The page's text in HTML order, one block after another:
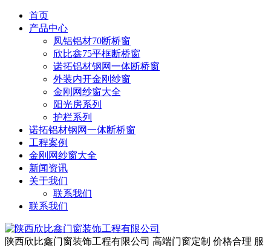
首页
产品中心
凤铝铝材70断桥窗
欣比鑫75平框断桥窗
诺拓铝材钢网一体断桥窗
外装内开金刚纱窗
金刚网纱窗大全
阳光房系列
护栏系列
诺拓铝材钢网一体断桥窗
工程案例
金刚网纱窗大全
新闻资讯
关于我们
联系我们
联系我们
陕西欣比鑫门窗装饰工程有限公司 高端门窗定制 价格合理 服